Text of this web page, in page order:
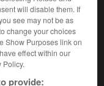
Killy. L'équipe de
voisin de celui
s'impose dans
sport olympique,
joies du podium
l'alchimie du talent
en or l'année
will disable them. If
see may not be as
change your choices
Show Purposes link on
effect within our
Policy.
provide: